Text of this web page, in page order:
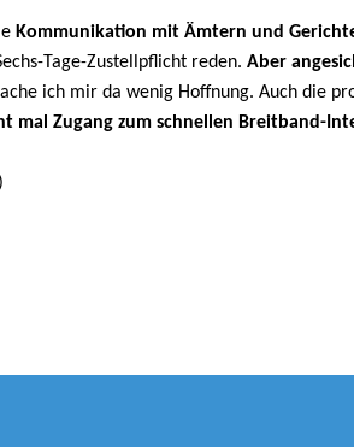
Kommunikation mit Ämtern und
Tage-Zustellpflicht reden. Aber
ich mir da wenig Hoffnung. Auch die
mal Zugang zum schnellen Breitband-